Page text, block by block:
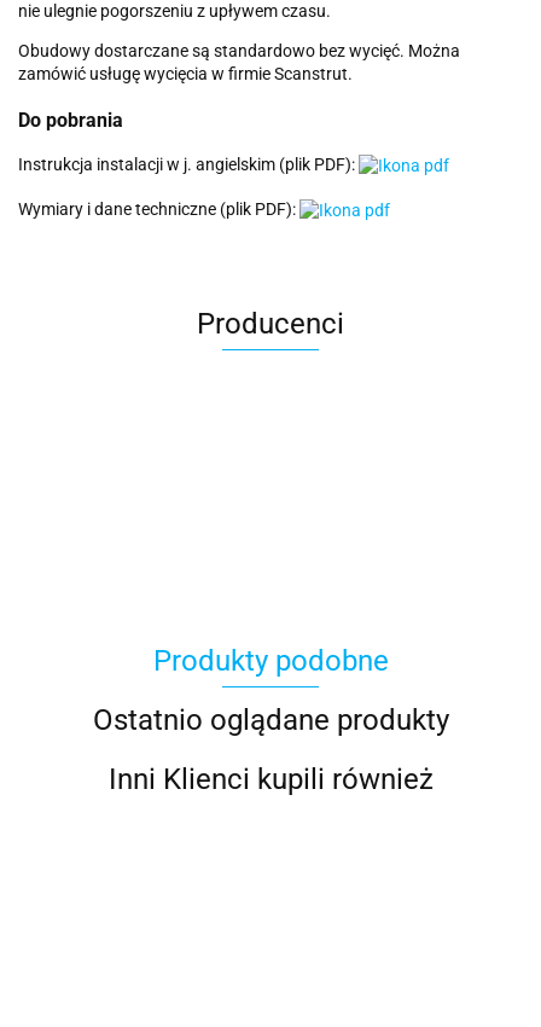
nie ulegnie pogorszeniu z upływem czasu.
Obudowy dostarczane są standardowo bez wycięć. Można
zamówić usługę wycięcia w firmie Scanstrut.
Do pobrania
Instrukcja instalacji w j. angielskim (plik PDF):
Wymiary i dane techniczne (plik PDF):
Producenci
Produkty podobne
Ostatnio oglądane produkty
Inni Klienci kupili również